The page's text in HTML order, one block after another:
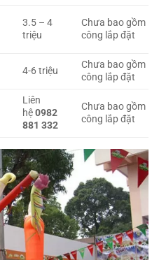
3.5 – 4
triệu
Chưa bao gồm
công lắp đặt
4-6 triệu
Chưa bao gồm
công lắp đặt
Liên
hệ0982
881 332
Chưa bao gồm
công lắp đặt